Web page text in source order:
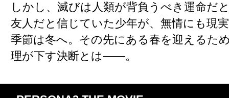
しかし、滅びは人類が背負うべき運命だ
友人だと信じていた少年が、無情にも現
季節は冬へ。その先にある春を迎えるた
理が下す決断とは――。